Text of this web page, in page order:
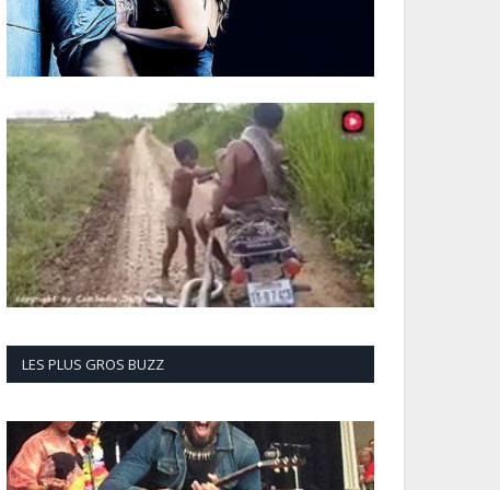
LES PLUS GROS BUZZ